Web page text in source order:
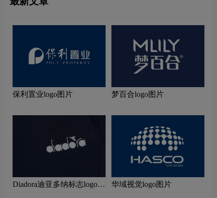
保利置业logo图片 梦百合logo图片
Diadora迪亚多纳标志logo图
华域视觉logo图片